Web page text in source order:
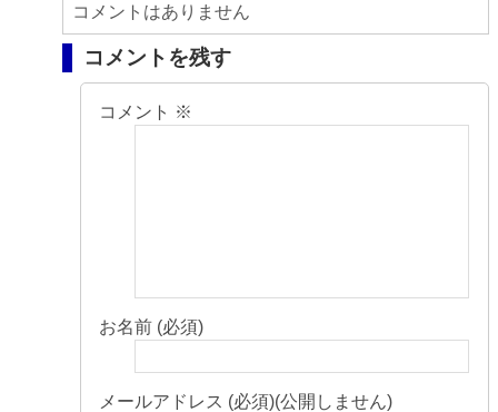
コメントはありません
コメントを残す
コメント ※
お名前 (必須)
メールアドレス (必須)(公開しません)